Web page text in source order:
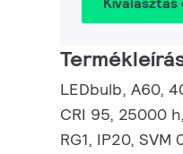
LEDbulb, A60,
CRI 95, 25000
RG1, IP20, SVM